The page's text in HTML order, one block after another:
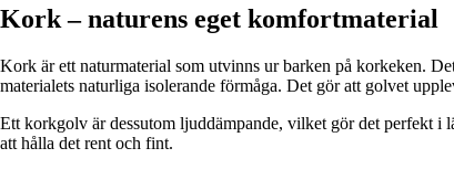
Kork – naturens eget komfortmaterial
Kork är ett naturmaterial som utvinns ur barken på korkeken.
materialets naturliga isolerande förmåga. Det gör att golvet
Ett korkgolv är dessutom ljuddämpande, vilket gör det perfekt i
att hålla det rent och fint.